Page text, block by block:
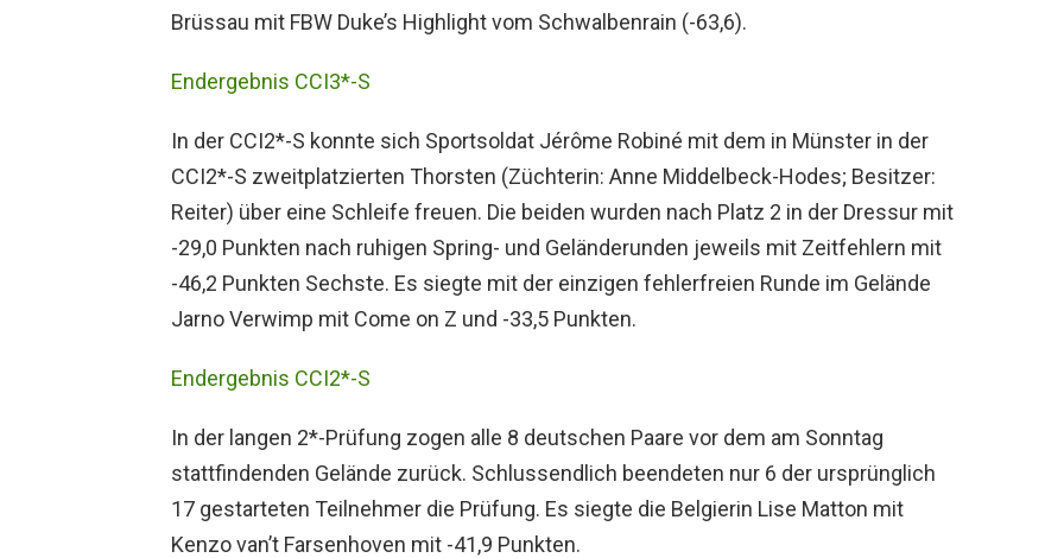
Brüssau mit FBW Duke’s Highlight vom Schwalbenrain (-63,6).
Endergebnis CCI3*-S
In der CCI2*-S konnte sich Sportsoldat Jérôme Robiné mit dem in Münster in der
CCI2*-S zweitplatzierten Thorsten (Züchterin: Anne Middelbeck-Hodes; Besitzer:
Reiter) über eine Schleife freuen. Die beiden wurden nach Platz 2 in der Dressur mit
-29,0 Punkten nach ruhigen Spring- und Geländerunden jeweils mit Zeitfehlern mit
-46,2 Punkten Sechste. Es siegte mit der einzigen fehlerfreien Runde im Gelände
Jarno Verwimp mit Come on Z und -33,5 Punkten.
Endergebnis CCI2*-S
In der langen 2*-Prüfung zogen alle 8 deutschen Paare vor dem am Sonntag
stattfindenden Gelände zurück. Schlussendlich beendeten nur 6 der ursprünglich
17 gestarteten Teilnehmer die Prüfung. Es siegte die Belgierin Lise Matton mit
Kenzo van’t Farsenhoven mit -41,9 Punkten.